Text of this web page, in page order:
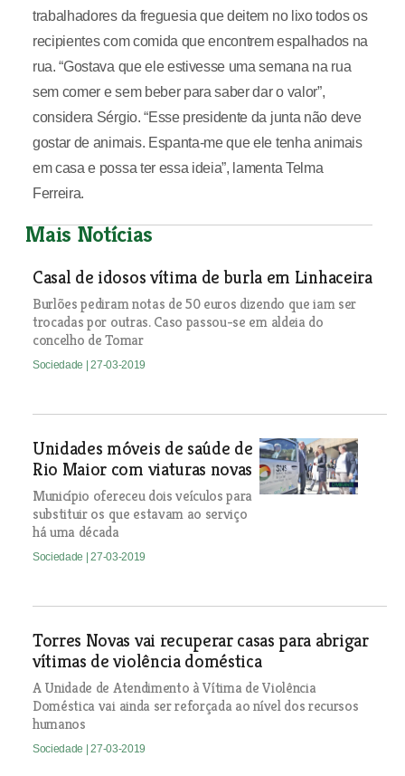
trabalhadores da freguesia que deitem no lixo todos os
recipientes com comida que encontrem espalhados na
rua. “Gostava que ele estivesse uma semana na rua
sem comer e sem beber para saber dar o valor”,
considera Sérgio. “Esse presidente da junta não deve
gostar de animais. Espanta-me que ele tenha animais
em casa e possa ter essa ideia”, lamenta Telma
Ferreira.
Mais Notícias
Casal de idosos vítima de burla em Linhaceira
Burlões pediram notas de 50 euros dizendo que iam ser
trocadas por outras. Caso passou-se em aldeia do
concelho de Tomar
Sociedade | 27-03-2019
Unidades móveis de saúde de
Rio Maior com viaturas novas
Município ofereceu dois veículos para
substituir os que estavam ao serviço
há uma década
Sociedade | 27-03-2019
Torres Novas vai recuperar casas para abrigar
vítimas de violência doméstica
A Unidade de Atendimento à Vítima de Violência
Doméstica vai ainda ser reforçada ao nível dos recursos
humanos
Sociedade | 27-03-2019